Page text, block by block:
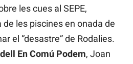
les cues al SEPE,
de les piscines en onada de
el “desastre” de Rodalies.
En Comú Podem, Joan